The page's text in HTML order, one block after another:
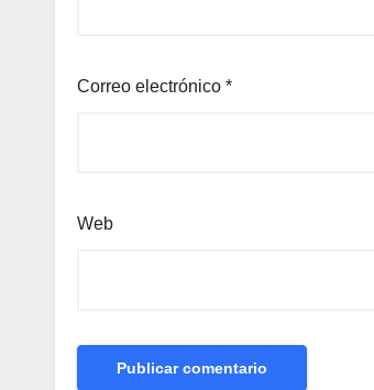
Correo electrónico *
Web